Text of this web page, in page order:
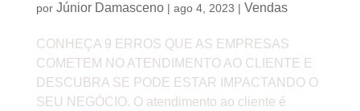
por Júnior Damasceno| ago 4, 2023 | Vendas
CONHEÇA 9 ERROS QUE AS EMPRESAS
COMETEM NO ATENDIMENTO AO CLIENTE E
DESCUBRA SE PODE ESTAR IMPACTANDO O
SEU NEGÓCIO. O atendimento ao cliente é